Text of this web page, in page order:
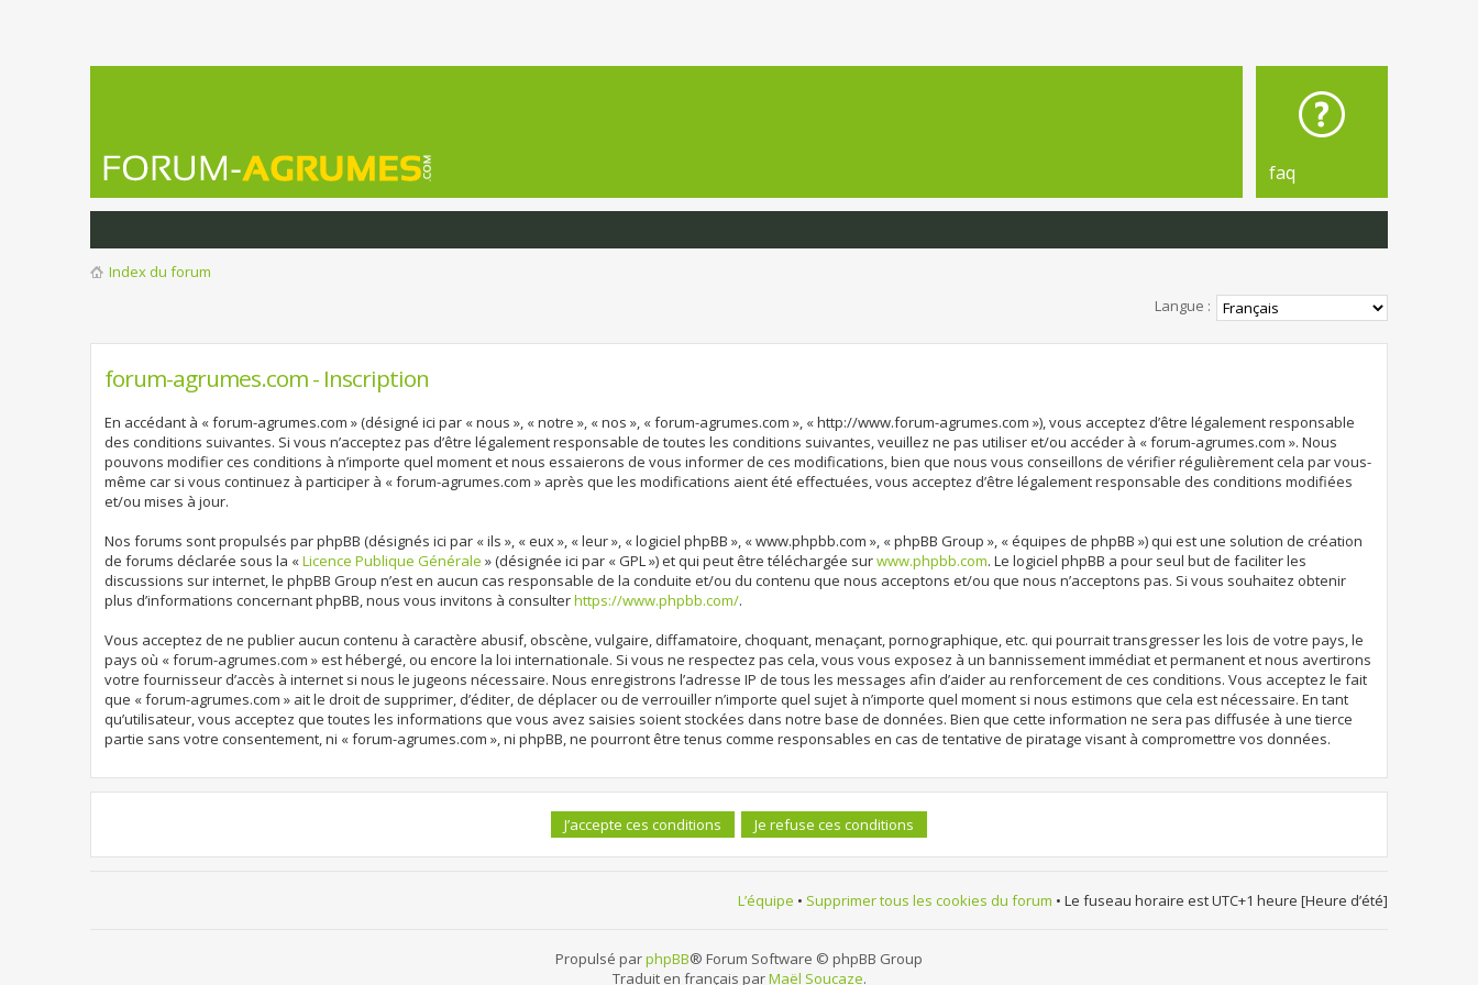
faq
Index du forum
Langue :
forum-agrumes.com - Inscription
En accédant à « forum-agrumes.com » (désigné ici par « nous », « notre », « nos », « forum-agrumes.com », « http://www.forum-agrumes.com »), vous acceptez d’être légalement responsable
des conditions suivantes. Si vous n’acceptez pas d’être légalement responsable de toutes les conditions suivantes, veuillez ne pas utiliser et/ou accéder à « forum-agrumes.com ». Nous
pouvons modifier ces conditions à n’importe quel moment et nous essaierons de vous informer de ces modifications, bien que nous vous conseillons de vérifier régulièrement cela par vous-
même car si vous continuez à participer à « forum-agrumes.com » après que les modifications aient été effectuées, vous acceptez d’être légalement responsable des conditions modifiées
et/ou mises à jour.
Nos forums sont propulsés par phpBB (désignés ici par « ils », « eux », « leur », « logiciel phpBB », « www.phpbb.com », « phpBB Group », « équipes de phpBB ») qui est une solution de création
de forums déclarée sous la «Licence Publique Générale » (désignée ici par « GPL ») et qui peut être téléchargée surwww.phpbb.com. Le logiciel phpBB a pour seul but de faciliter les
discussions sur internet, le phpBB Group n’est en aucun cas responsable de la conduite et/ou du contenu que nous acceptons et/ou que nous n’acceptons pas. Si vous souhaitez obtenir
plus d’informations concernant phpBB, nous vous invitons à consulterhttps://www.phpbb.com/.
Vous acceptez de ne publier aucun contenu à caractère abusif, obscène, vulgaire, diffamatoire, choquant, menaçant, pornographique, etc. qui pourrait transgresser les lois de votre pays, le
pays où « forum-agrumes.com » est hébergé, ou encore la loi internationale. Si vous ne respectez pas cela, vous vous exposez à un bannissement immédiat et permanent et nous avertirons
votre fournisseur d’accès à internet si nous le jugeons nécessaire. Nous enregistrons l’adresse IP de tous les messages afin d’aider au renforcement de ces conditions. Vous acceptez le fait
que « forum-agrumes.com » ait le droit de supprimer, d’éditer, de déplacer ou de verrouiller n’importe quel sujet à n’importe quel moment si nous estimons que cela est nécessaire. En tant
qu’utilisateur, vous acceptez que toutes les informations que vous avez saisies soient stockées dans notre base de données. Bien que cette information ne sera pas diffusée à une tierce
partie sans votre consentement, ni « forum-agrumes.com », ni phpBB, ne pourront être tenus comme responsables en cas de tentative de piratage visant à compromettre vos données.
L’équipe • Supprimer tous les cookies du forum • Le fuseau horaire est UTC+1 heure [Heure d’été]
Propulsé parphpBB® Forum Software © phpBB Group
Traduit en français parMaël Soucaze.